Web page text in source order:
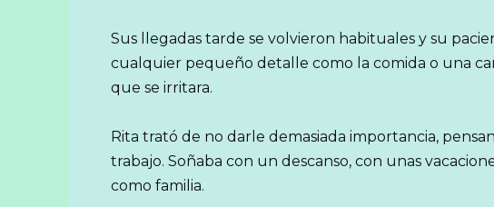
Sus llegadas tarde se volvieron habituales y su
cualquier pequeño detalle como la comida o una
que se irritara.
Rita trató de no darle demasiada importancia,
trabajo. Soñaba con un descanso, con unas
como familia.